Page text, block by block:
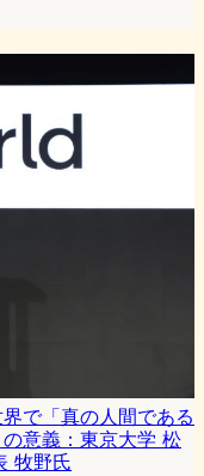
で「真の人間である
意義：東京大学 松
牧野氏